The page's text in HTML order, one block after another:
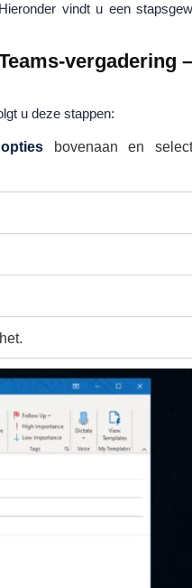
vindt u een
vergadering –
u deze stappen:
bovenaan en